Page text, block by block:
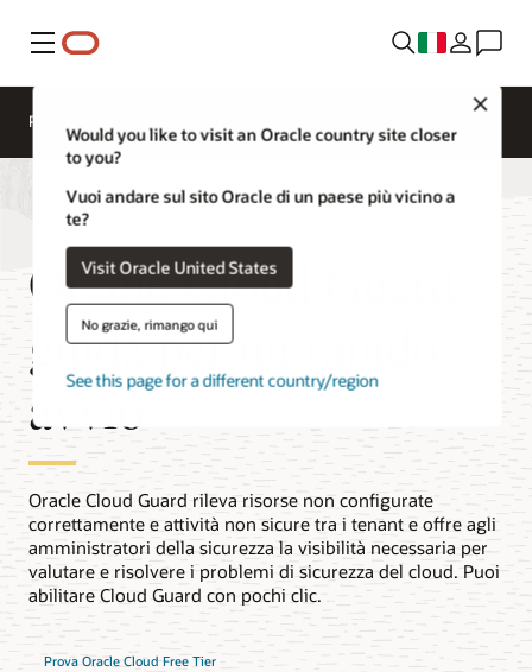
Menu
Would you like to visit an Oracle country site closer
to you?
Vuoi andare sul sito Oracle di un paese più vicino a
te?
Visit Oracle United States
No grazie, rimango qui
See this page for a different country/region
Panoramica
Oracle Cloud Guard:
guida per un rapido
avvio
Oracle Cloud Guard rileva risorse non configurate
correttamente e attività non sicure tra i tenant e offre agli
amministratori della sicurezza la visibilità necessaria per
valutare e risolvere i problemi di sicurezza del cloud. Puoi
abilitare Cloud Guard con pochi clic.
Prova Oracle Cloud Free Tier